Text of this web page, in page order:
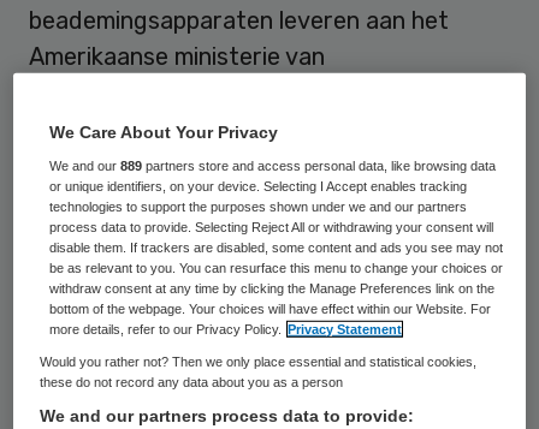
beademingsapparaten leveren aan het
Amerikaanse ministerie van
voor het einde van mei geleverd. In totaal is
de deal 646,7 miljoen dollar, omgerekend
ruim 595 miljoen euro, waard.
Voor de levering van materialen voor de
beademingsapparatuur zet het ministerie
een oorlogswet uit de jaren vijftig in. Met
de Defense Production Act kan de
We Care About Your Privacy
We and our889 partners store and access personal data, like browsing data
or unique identifiers, on your device. Selecting I Accept enables tracking
technologies to support the purposes shown under we and our partners
process data to provide. Selecting Reject All or withdrawing your consent will
disable them. If trackers are disabled, some content and ads you see may not
be as relevant to you. You can resurface this menu to change your choices or
withdraw consent at any time by clicking the Manage Preferences link on the
bottom of the webpage. Your choices will have effect within our Website. For
more details, refer to our Privacy Policy.
Privacy Statement
Would you rather not? Then we only place essential and statistical cookies,
these do not record any data about you as a person
We and our partners process data to provide: